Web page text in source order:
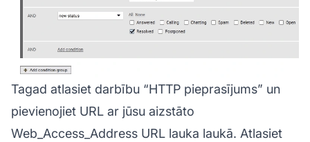
Tagad atlasiet darbību “HTTP pieprasījums” un
pievienojiet URL ar jūsu aizstāto
Web_Access_Address URL lauka laukā. Atlasiet